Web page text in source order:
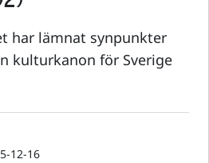
har lämnat synpunkter
kulturkanon för Sverige
12-16